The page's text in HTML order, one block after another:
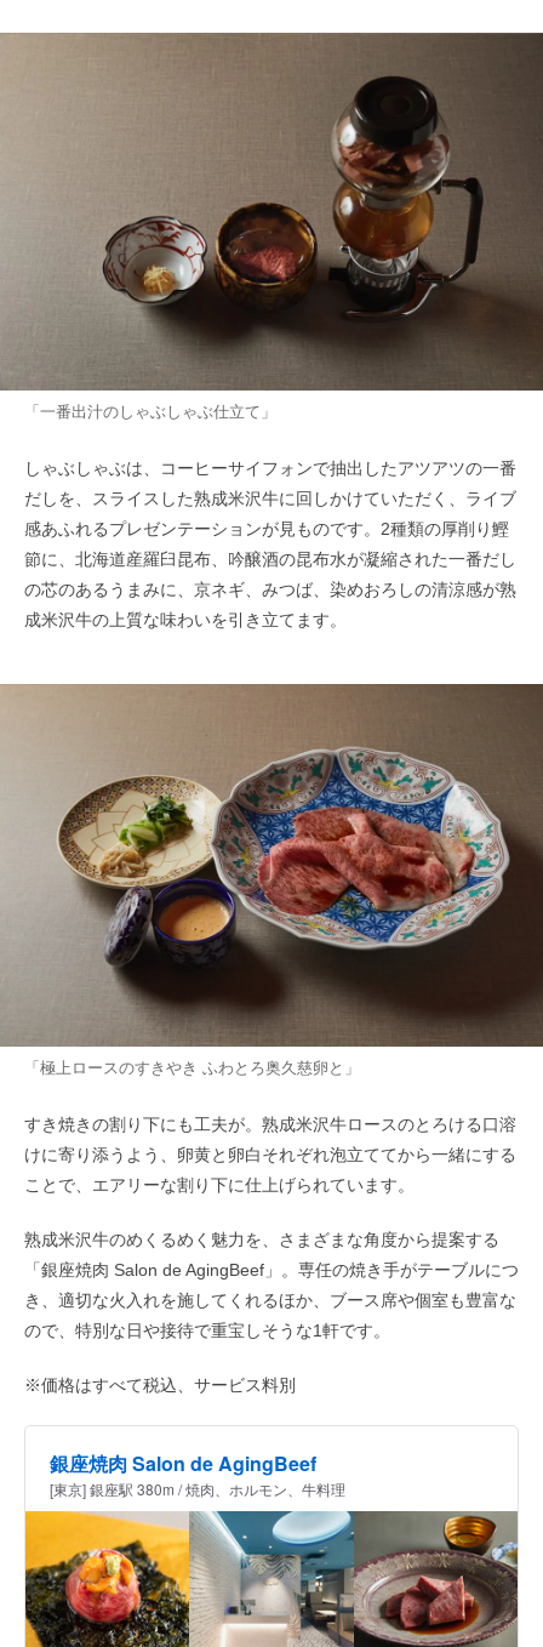
「一番出汁のしゃぶしゃぶ仕立て」
しゃぶしゃぶは、コーヒーサイフォンで抽出したアツアツの一番
だしを、スライスした熟成米沢牛に回しかけていただく、ライブ
感あふれるプレゼンテーションが見ものです。2種類の厚削り鰹
節に、北海道産羅臼昆布、吟醸酒の昆布水が凝縮された一番だし
の芯のあるうまみに、京ネギ、みつば、染めおろしの清涼感が熟
成米沢牛の上質な味わいを引き立てます。
「極上ロースのすきやき ふわとろ奥久慈卵と」
すき焼きの割り下にも工夫が。熟成米沢牛ロースのとろける口溶
けに寄り添うよう、卵黄と卵白それぞれ泡立ててから一緒にする
ことで、エアリーな割り下に仕上げられています。
熟成米沢牛のめくるめく魅力を、さまざまな角度から提案する
「銀座焼肉 Salon de AgingBeef」。専任の焼き手がテーブルにつ
き、適切な火入れを施してくれるほか、ブース席や個室も豊富な
ので、特別な日や接待で重宝しそうな1軒です。
※価格はすべて税込、サービス料別
銀座焼肉 Salon de AgingBeef
[東京] 銀座駅 380m / 焼肉、ホルモン、牛料理